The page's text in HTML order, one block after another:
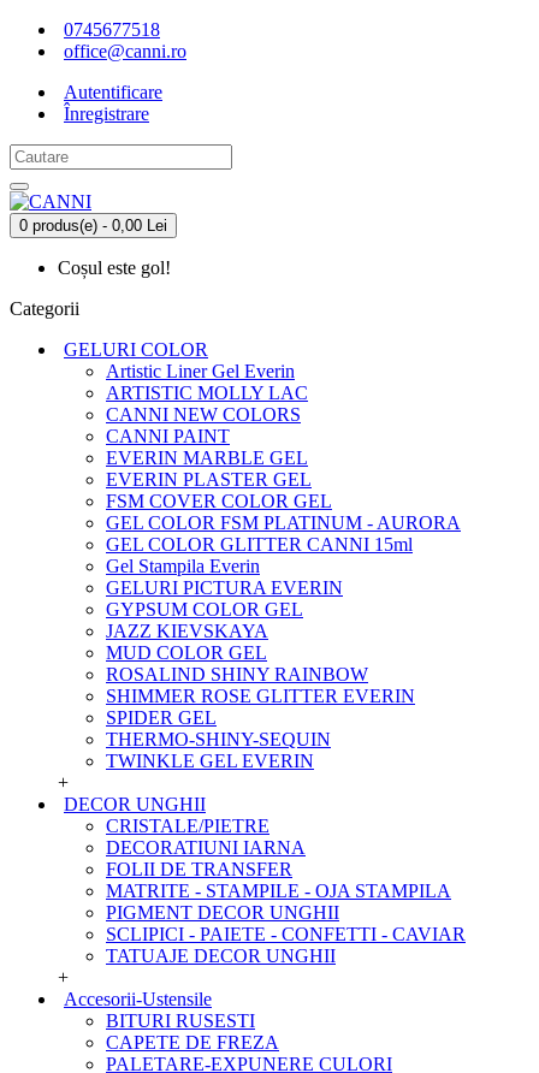
0745677518
office@canni.ro
Autentificare
Înregistrare
0 produs(e) - 0,00 Lei
Coșul este gol!
Categorii
GELURI COLOR
Artistic Liner Gel Everin
ARTISTIC MOLLY LAC
CANNI NEW COLORS
CANNI PAINT
EVERIN MARBLE GEL
EVERIN PLASTER GEL
FSM COVER COLOR GEL
GEL COLOR FSM PLATINUM - AURORA
GEL COLOR GLITTER CANNI 15ml
Gel Stampila Everin
GELURI PICTURA EVERIN
GYPSUM COLOR GEL
JAZZ KIEVSKAYA
MUD COLOR GEL
ROSALIND SHINY RAINBOW
SHIMMER ROSE GLITTER EVERIN
SPIDER GEL
THERMO-SHINY-SEQUIN
TWINKLE GEL EVERIN
+
DECOR UNGHII
CRISTALE/PIETRE
DECORATIUNI IARNA
FOLII DE TRANSFER
MATRITE - STAMPILE - OJA STAMPILA
PIGMENT DECOR UNGHII
SCLIPICI - PAIETE - CONFETTI - CAVIAR
TATUAJE DECOR UNGHII
+
Accesorii-Ustensile
BITURI RUSESTI
CAPETE DE FREZA
PALETARE-EXPUNERE CULORI